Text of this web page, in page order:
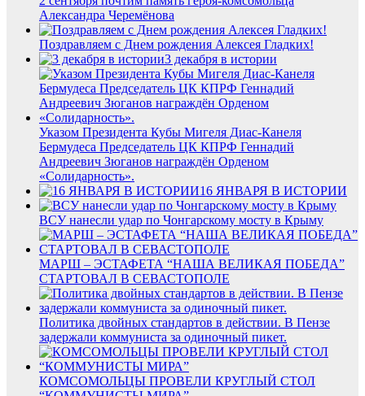
Александра Черемёнова
Поздравляем с Днем рождения Алексея Гладких!
3 декабря в истории
Указом Президента Кубы Мигеля Диас-Канеля
Бермудеса Председатель ЦК КПРФ Геннадий
Андреевич Зюганов награждён Орденом
«Солидарность».
16 ЯНВАРЯ В ИСТОРИИ
ВСУ нанесли удар по Чонгарскому мосту в Крыму
МАРШ – ЭСТАФЕТА “НАША ВЕЛИКАЯ ПОБЕДА”
СТАРТОВАЛ В СЕВАСТОПОЛЕ
Политика двойных стандартов в действии. В Пензе
задержали коммуниста за одиночный пикет.
КОМСОМОЛЬЦЫ ПРОВЕЛИ КРУГЛЫЙ СТОЛ